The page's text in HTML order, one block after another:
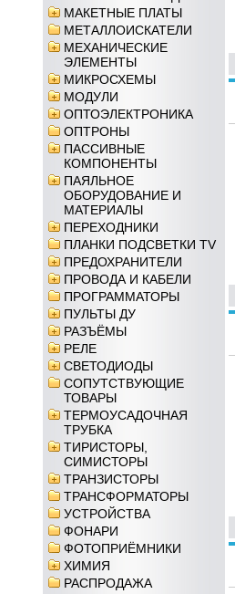
МАКЕТНЫЕ ПЛАТЫ
МЕТАЛЛОИСКАТЕЛИ
МЕХАНИЧЕСКИЕ
ЭЛЕМЕНТЫ
МИКРОСХЕМЫ
МОДУЛИ
ОПТОЭЛЕКТРОНИКА
ОПТРОНЫ
ПАССИВНЫЕ
КОМПОНЕНТЫ
ПАЯЛЬНОЕ
ОБОРУДОВАНИЕ И
МАТЕРИАЛЫ
ПЕРЕХОДНИКИ
ПЛАНКИ ПОДСВЕТКИ TV
ПРЕДОХРАНИТЕЛИ
ПРОВОДА И КАБЕЛИ
ПРОГРАММАТОРЫ
ПУЛЬТЫ ДУ
РАЗЪЁМЫ
РЕЛЕ
СВЕТОДИОДЫ
СОПУТСТВУЮЩИЕ
ТОВАРЫ
ТЕРМОУСАДОЧНАЯ
ТРУБКА
ТИРИСТОРЫ,
СИМИСТОРЫ
ТРАНЗИСТОРЫ
ТРАНСФОРМАТОРЫ
УСТРОЙСТВА
ФОНАРИ
ФОТОПРИЁМНИКИ
ХИМИЯ
РАСПРОДАЖА